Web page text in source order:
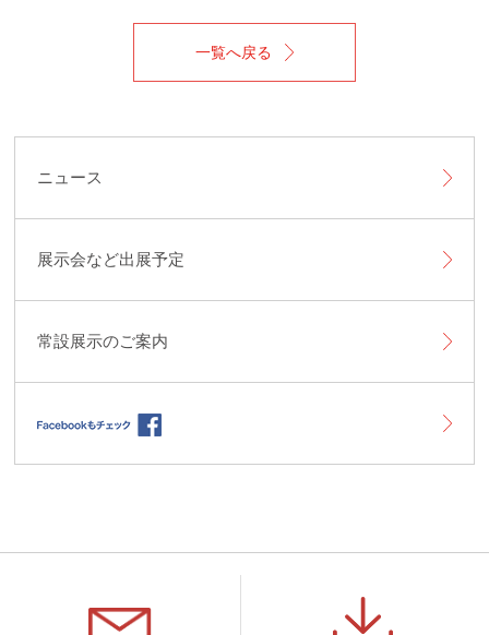
一覧へ戻る
ニュース
展示会など出展予定
常設展示のご案内